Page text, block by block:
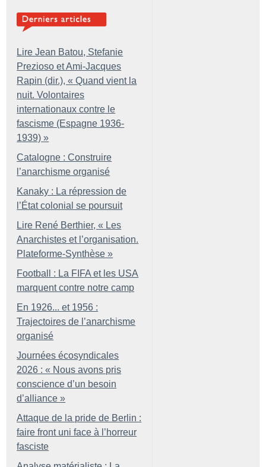
Lire Jean Batou, Stefanie
Prezioso et Ami-Jacques
Rapin (dir.), « Quand vient la
nuit. Volontaires
internationaux contre le
fascisme (Espagne 1936-
1939) »
Catalogne : Construire
l’anarchisme organisé
Kanaky : La répression de
l’État colonial se poursuit
Lire René Berthier, « Les
Anarchistes et l’organisation.
Plateforme-Synthèse »
Football : La FIFA et les USA
marquent contre notre camp
En 1926... et 1956 :
Trajectoires de l’anarchisme
organisé
Journées écosyndicales
2026 : « Nous avons pris
conscience d’un besoin
d’alliance »
Attaque de la pride de Berlin :
faire front uni face à l’horreur
fasciste